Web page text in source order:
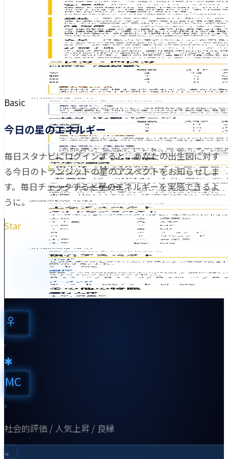
Basic
今日の星のエネルギー
毎日スタナビにログインすると、あなたの出生図に対す
る今日のトランジットの星のアスペクトをお知らせしま
す。毎日チェックすると星のエネルギーを実感できるよ
うに。
Star Navigator
♀︎
T
✱
MC
N
社会的評価 / 人気上昇 / 良縁
♃︎